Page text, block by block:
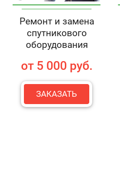
Ремонт и замена
спутникового
оборудования
от 5 000 руб.
ЗАКАЗАТЬ